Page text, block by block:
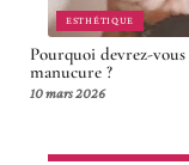
ESTHÉTIQUE
Pourquoi devrez-
manucure ?
10 mars 2026